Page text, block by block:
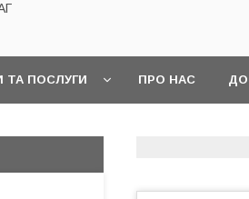
ТА ПОСЛУГИ ПРО НАС